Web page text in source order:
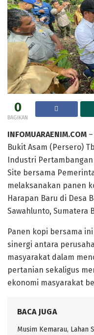
0
BAGIKAN
INFOMUARAENIM.COM
Bukit Asam (Persero)
Industri
Site bersama
melaksanakan panen
Harapan Baru di Desa
Sawahlunto, Sumatera
Panen kopi bersama
sinergi antara
masyarakat dalam
pertanian sekaligus
ekonomi masyarakat
BACA JUGA
Musim Kemarau, Lahan